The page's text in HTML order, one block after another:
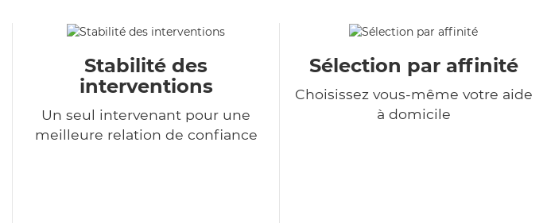
Stabilité des
interventions
Un seul intervenant pour une
meilleure relation de confiance
Sélection par affinité
Choisissez vous-même votre aide
à domicile